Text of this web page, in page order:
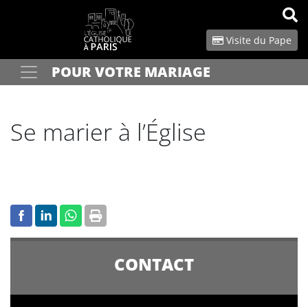
Visite du Pape
Votre recherchePOUR VOTRE MARIAGE
Se marier à l’Église
CONTACT
Panneau de gestion des cookies